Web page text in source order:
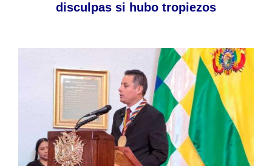
disculpas si hubo tropiezos